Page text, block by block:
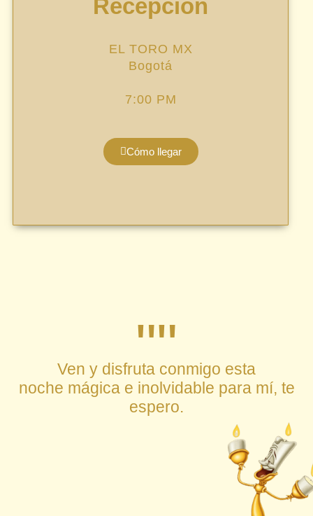
Recepción
EL TORO MX
Bogotá
7:00 PM
Cómo llegar
""
Ven y disfruta conmigo esta
noche mágica e inolvidable para mí, te
espero.